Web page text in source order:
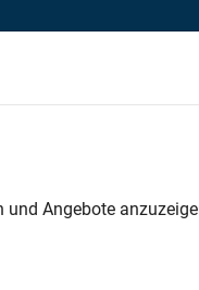
Sales Sales
Angebote